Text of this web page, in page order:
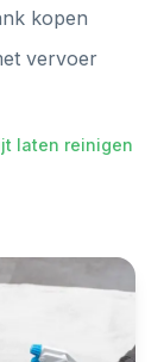
kopen
vervoer
laten reinigen